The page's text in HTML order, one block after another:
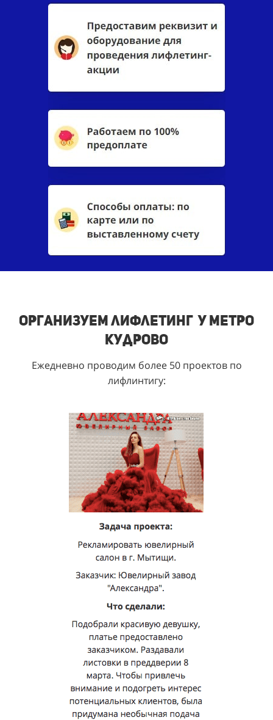
Организуем лифлетинг у метро
Кудрово
Ежедневно проводим более 50 проектов по
лифлинтигу: